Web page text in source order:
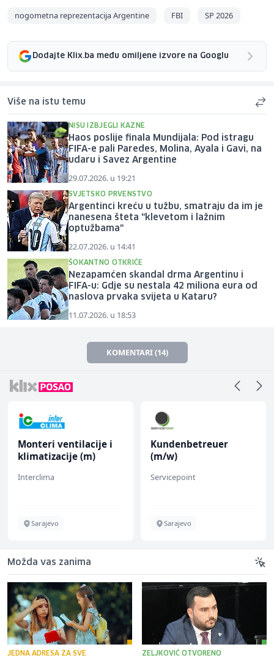
nogometna reprezentacija Argentine FBI SP 2026
Dodajte Klix.ba među omiljene izvore na Googlu
Više na istu temu
NISU IZBJEGLI KAZNE
Haos poslije finala Mundijala: Pod istragu
FIFA-e pali Paredes, Molina, Ayala i Gavi, na
udaru i Savez Argentine
29.07.2026. u 19:21
SVJETSKO PRVENSTVO
Argentinci kreću u tužbu, smatraju da im je
nanesena šteta "klevetom i lažnim
optužbama"
22.07.2026. u 14:41
ŠOKANTNO OTKRIĆE
Nezapamćen skandal drma Argentinu i
FIFA-u: Gdje su nestala 42 miliona eura od
naslova prvaka svijeta u Kataru?
11.07.2026. u 18:53
KOMENTARI (14)
Monteri ventilacije i
klimatizacije (m)
Interclima
Sarajevo
Kundenbetreuer
(m/w)
Servicepoint
Sarajevo
Možda vas zanima
JEDNA ADRESA ZA SVE ZELJKOVIĆ OTVORENO